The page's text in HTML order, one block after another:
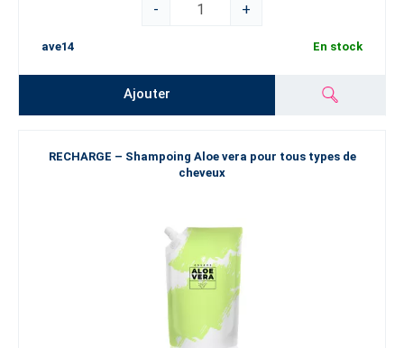
-
+
ave14 En stock
Ajouter
RECHARGE – Shampoing Aloe vera pour tous types de
cheveux